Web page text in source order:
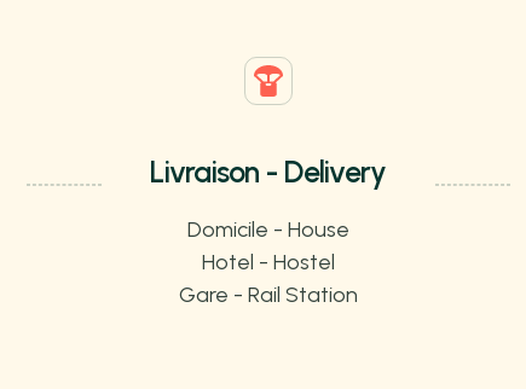
Livraison - Delivery
Domicile - House
Hotel - Hostel
Gare - Rail Station